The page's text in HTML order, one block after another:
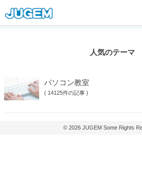
人気のテーマ
パソコン教室
( 14125件の記事 )
© 2026 JUGEM Some Rights